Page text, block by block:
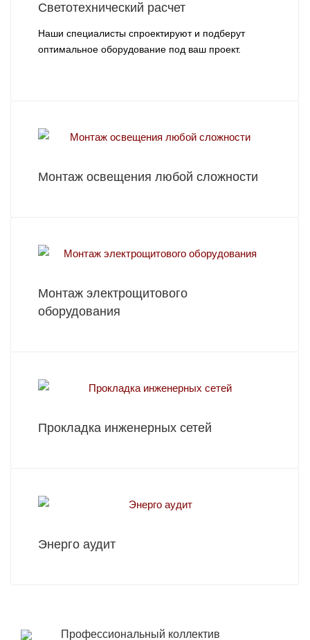
Cветотехнический расчет
Наши специалисты спроектируют и подберут
оптимальное оборудование под ваш проект.
Монтаж освещения любой сложности
Монтаж электрощитового
оборудования
Прокладка инженерных сетей
Энерго аудит
Профессиональный коллектив